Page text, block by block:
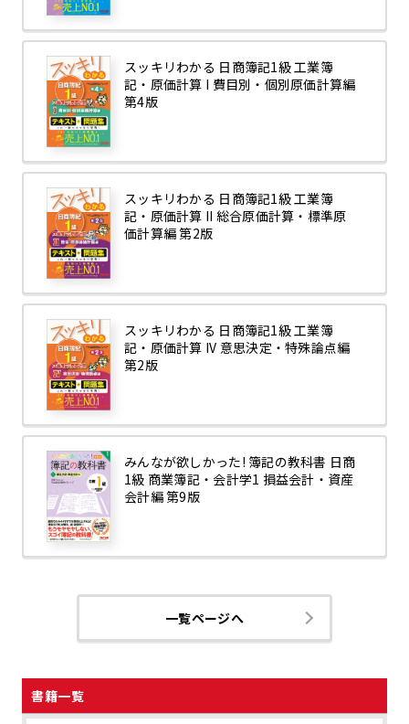
書籍一覧
スッキリわかる 日商簿記1級 工業簿
記・原価計算 I 費目別・個別原価計算編
第4版
スッキリわかる 日商簿記1級 工業簿
記・原価計算 II 総合原価計算・標準原
価計算編 第2版
スッキリわかる 日商簿記1級 工業簿
記・原価計算 IV 意思決定・特殊論点編
第2版
みんなが欲しかった! 簿記の教科書 日商
1級 商業簿記・会計学1 損益会計・資産
会計編 第9版
一覧ページへ